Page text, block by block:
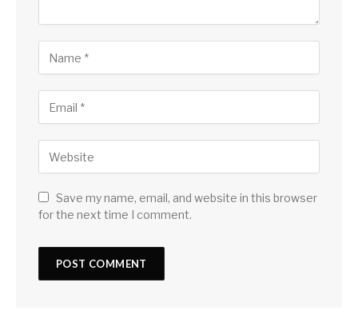
Save my name, email, and website in this browser
for the next time I comment.